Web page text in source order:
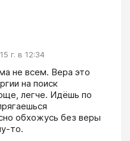
г. в 12:34
не всем. Вера это
на поиск
легче. Идёшь по
обхожусь без веры
то.